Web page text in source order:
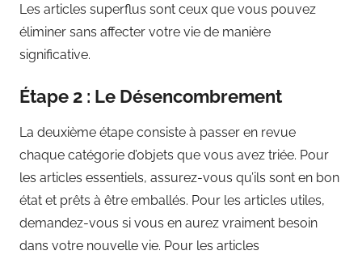
Les articles superflus sont ceux que vous pouvez
éliminer sans affecter votre vie de manière
significative.
Étape 2 : Le Désencombrement
La deuxième étape consiste à passer en revue
chaque catégorie d’objets que vous avez triée. Pour
les articles essentiels, assurez-vous qu’ils sont en bon
état et prêts à être emballés. Pour les articles utiles,
demandez-vous si vous en aurez vraiment besoin
dans votre nouvelle vie. Pour les articles